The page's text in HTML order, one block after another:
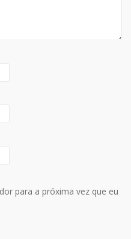
para a próxima vez que eu